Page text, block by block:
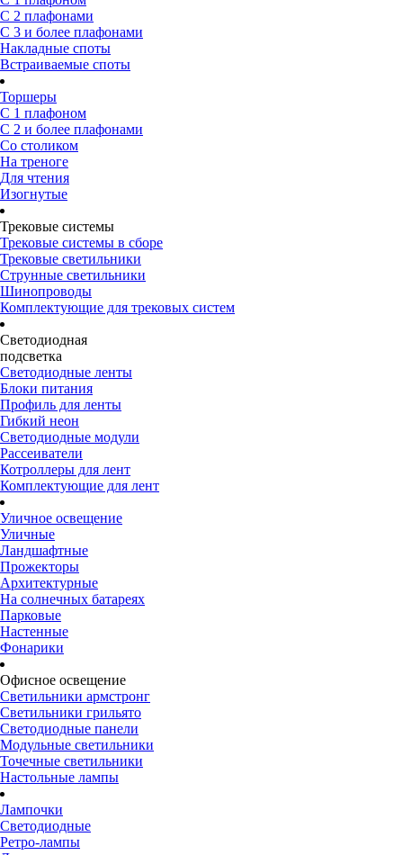
С 2 плафонами
С 3 и более плафонами
Накладные споты
Встраиваемые споты
Торшеры
С 1 плафоном
С 2 и более плафонами
Со столиком
На треноге
Для чтения
Изогнутые
Трековые системы
Трековые системы в сборе
Трековые светильники
Струнные светильники
Шинопроводы
Комплектующие для трековых систем
Светодиодная
подсветка
Светодиодные ленты
Блоки питания
Профиль для ленты
Гибкий неон
Светодиодные модули
Рассеиватели
Котроллеры для лент
Комплектующие для лент
Уличное освещение
Уличные
Ландшафтные
Прожекторы
Архитектурные
На солнечных батареях
Парковые
Настенные
Фонарики
Офисное освещение
Светильники армстронг
Светильники грильято
Светодиодные панели
Модульные светильники
Точечные светильники
Настольные лампы
Лампочки
Светодиодные
Ретро-лампы